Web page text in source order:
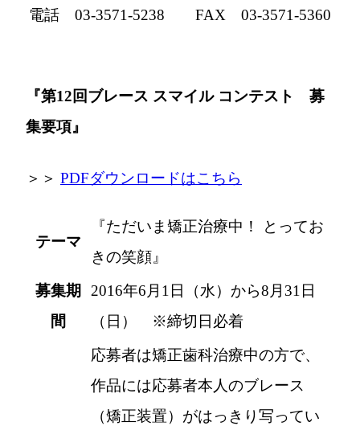
電話 03-3571-5238 FAX 03-3571-5360
『第12回ブレース スマイル コンテスト 募
集要項』
＞＞ PDFダウンロードはこちら
テーマ
『ただいま矯正治療中！ とってお
きの笑顔』
募集期
間
2016年6月1日（水）から8月31日
（日） ※締切日必着
応募者は矯正歯科治療中の方で、
作品には応募者本人のブレース
（矯正装置）がはっきり写ってい